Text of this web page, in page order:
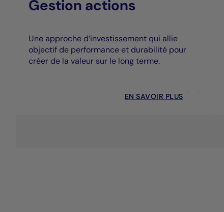
Gestion actions
Une approche d’investissement qui allie
objectif de performance et durabilité pour
créer de la valeur sur le long terme.
EN SAVOIR PLUS